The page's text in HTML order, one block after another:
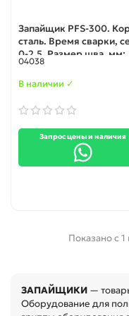
Запайщик PFS-300.
сталь. Время сварки,
0-2.5. Размер шва, мм:
300х2. Свариваемые
материалы: полиэтилен,
ламинированная бумага,
кашированная фольга.
04038
В наличии ✓
Запрос цены и наличия
Показано с 1
ЗАПАЙЩИКИ —
Оборудование для